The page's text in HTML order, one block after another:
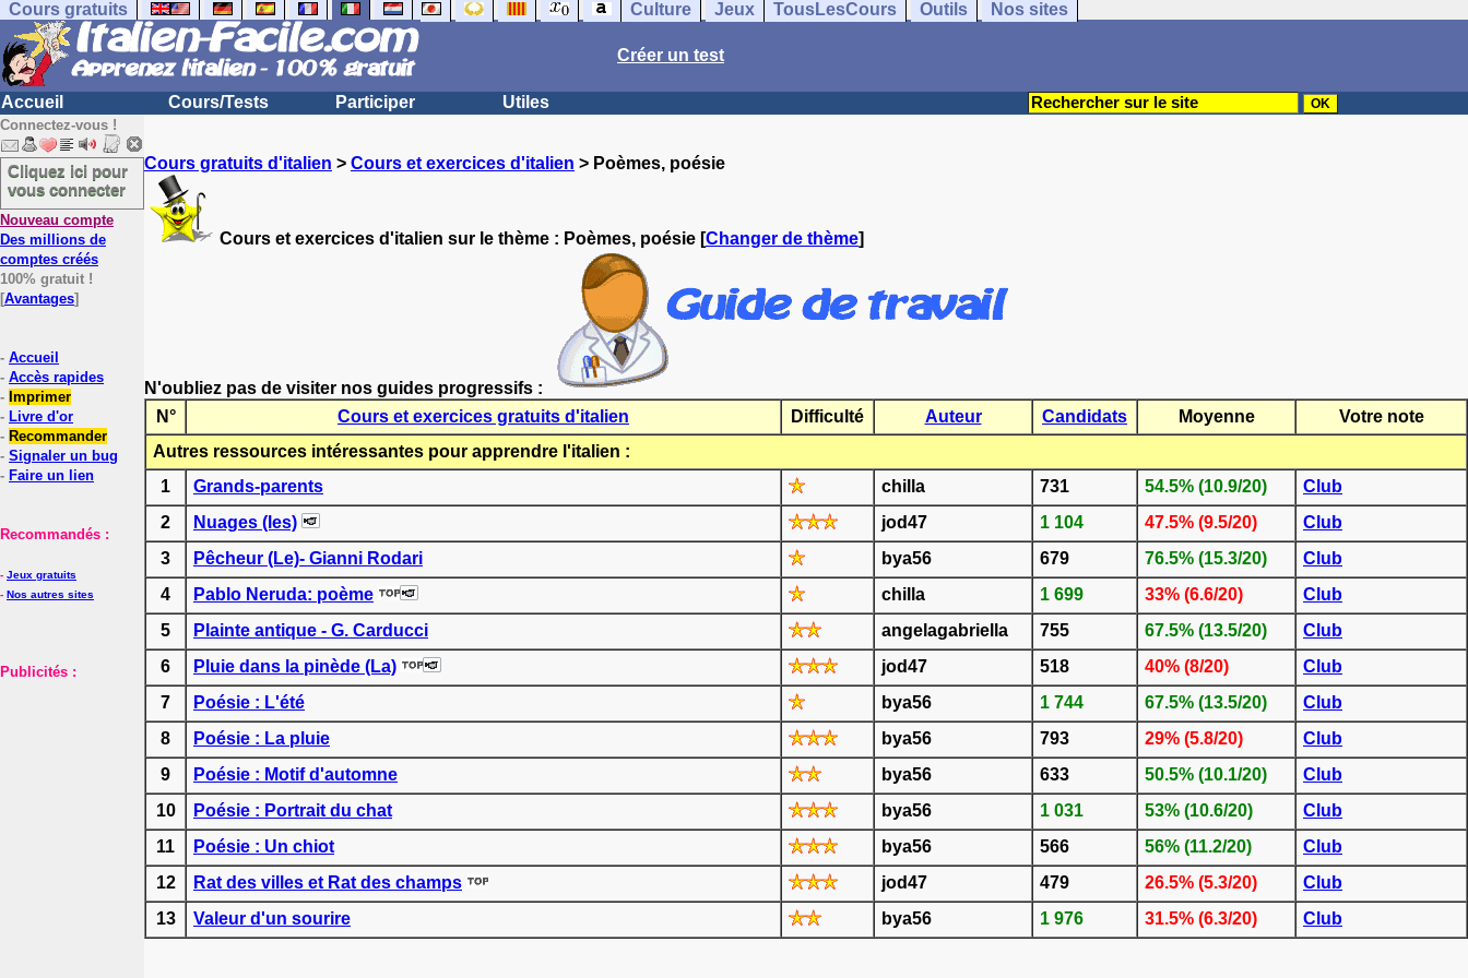
Cours gratuits Culture Jeux TousLesCours Outils Nos sites
Créer un test
Accueil Cours/Tests Participer Utiles
Connectez-vous !
Cliquez ici pour
vous connecter
Nouveau compte
Des millions de
comptes créés
100% gratuit !
[Avantages]
- Accueil
- Accès rapides
- Imprimer
- Livre d'or
- Recommander
- Signaler un bug
- Faire un lien
Recommandés :
- Jeux gratuits
- Nos autres sites
Publicités :
Cours gratuits d'italien > Cours et exercices d'italien > Poèmes, poésie
Cours et exercices d'italien sur le thème : Poèmes, poésie [Changer de thème]
N'oubliez pas de visiter nos guides progressifs :
N°
Cours et exercices gratuits d'italien Difficulté Auteur Candidats Moyenne
Votre note
Autres ressources intéressantes pour apprendre l'italien :
1
Grands-parents chilla 731 54.5% (10.9/20)
Club
2
Nuages (les) jod47 1 104 47.5% (9.5/20)
Club
3
Pêcheur (Le)- Gianni Rodari bya56 679 76.5% (15.3/20)
Club
4
Pablo Neruda: poème chilla 1 699 33% (6.6/20)
Club
5
Plainte antique - G. Carducci angelagabriella 755 67.5% (13.5/20)
Club
6
Pluie dans la pinède (La) jod47 518 40% (8/20)
Club
7
Poésie : L'été bya56 1 744 67.5% (13.5/20)
Club
8
Poésie : La pluie bya56 793 29% (5.8/20)
Club
9
Poésie : Motif d'automne bya56 633 50.5% (10.1/20)
Club
10
Poésie : Portrait du chat bya56 1 031 53% (10.6/20)
Club
11
Poésie : Un chiot bya56 566 56% (11.2/20)
Club
12
Rat des villes et Rat des champs jod47 479 26.5% (5.3/20)
Club
13
Valeur d'un sourire bya56 1 976 31.5% (6.3/20) Club